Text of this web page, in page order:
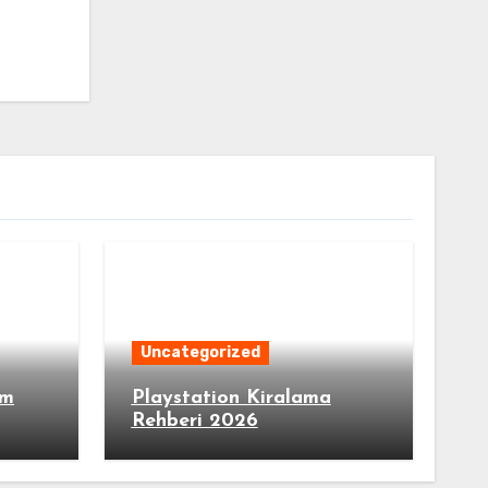
Uncategorized
Playstation Kiralama
Rehberi 2026